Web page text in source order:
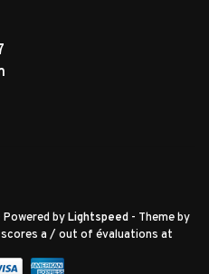
Powered byLightspeed - Theme by
scores a / out of évaluations at